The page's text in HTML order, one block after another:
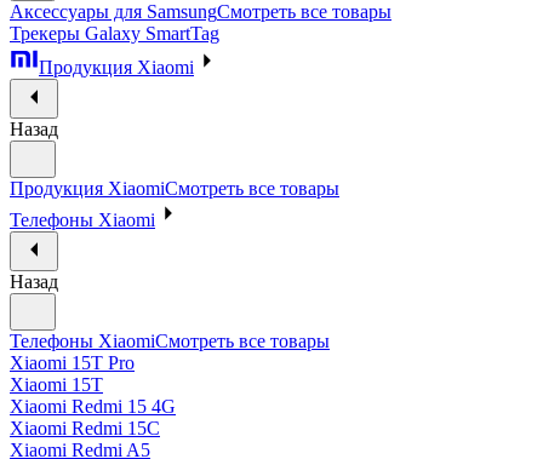
Аксессуары для SamsungСмотреть все товары
Трекеры Galaxy SmartTag
Продукция Xiaomi
Назад
Продукция XiaomiСмотреть все товары
Телефоны Xiaomi
Назад
Телефоны XiaomiСмотреть все товары
Xiaomi 15T Pro
Xiaomi 15T
Xiaomi Redmi 15 4G
Xiaomi Redmi 15C
Xiaomi Redmi A5